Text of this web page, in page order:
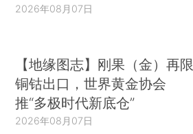
2026年08月07日
【地缘图志】刚果（金）再限
铜钴出口，世界黄金协会
推“多极时代新底仓”
2026年08月07日